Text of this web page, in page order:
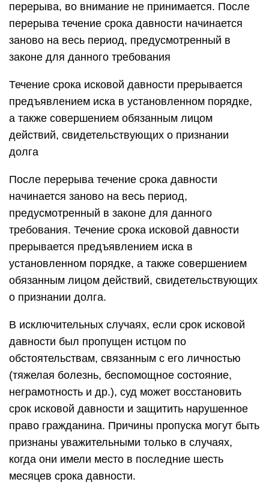
перерыва, во внимание не принимается. После
перерыва течение срока давности начинается
заново на весь период, предусмотренный в
законе для данного требования
Течение срока исковой давности прерывается
предъявлением иска в установленном порядке,
а также совершением обязанным лицом
действий, свидетельствующих о признании
долга
После перерыва течение срока давности
начинается заново на весь период,
предусмотренный в законе для данного
требования. Течение срока исковой давности
прерывается предъявлением иска в
установленном порядке, а также совершением
обязанным лицом действий, свидетельствующих
о признании долга.
В исключительных случаях, если срок исковой
давности был пропущен истцом по
обстоятельствам, связанным с его личностью
(тяжелая болезнь, беспомощное состояние,
неграмотность и др.), суд может восстановить
срок исковой давности и защитить нарушенное
право гражданина. Причины пропуска могут быть
признаны уважительными только в случаях,
когда они имели место в последние шесть
месяцев срока давности.